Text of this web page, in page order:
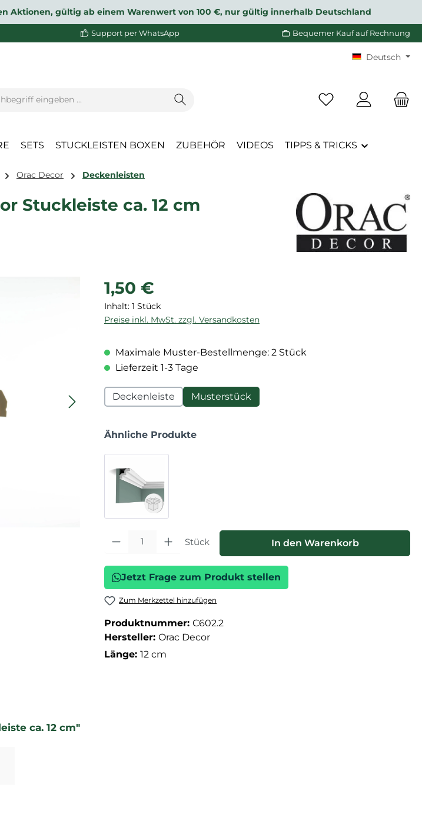
Aktionen, gültig ab einem Warenwert von 100 €, nur gültig innerhalb Deutschland
Support per WhatsApp Bequemer Kauf auf Rechnung
Deutsch
Du hast 0 Produkte
SETS STUCKLEISTEN BOXEN ZUBEHÖR VIDEOS TIPPS & TRICKS
Orac Decor Deckenleisten
Stuckleiste ca. 12 cm
Regulärer Preis:
1,50 €
Inhalt: 1 Stück
Preise inkl. MwSt. zzgl. Versandkosten
Maximale Muster-Bestellmenge: 2 Stück
Lieferzeit 1-3 Tage
Deckenleiste Musterstück
Ähnliche Produkte
Produkt Anzahl: Gib den gewünschten Wert ein oder benutze die
Stück In den Warenkorb
Jetzt Frage zum Produkt stellen
Zum Merkzettel hinzufügen
Produktnummer: C602.2
Hersteller: Orac Decor
Länge: 12 cm
ca. 12 cm"